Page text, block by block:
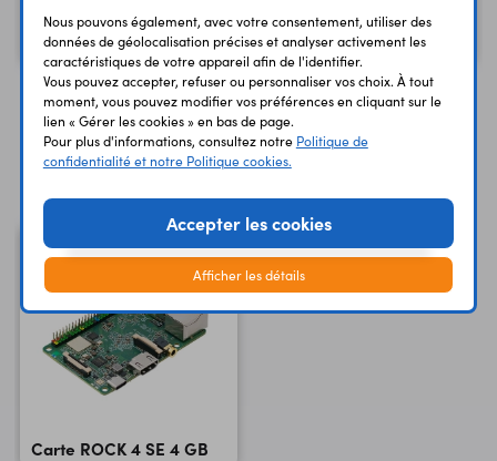
sélectionnable via inverseur) Audio: - Jack 3,5 mm stéréo +
micro - sortie audio analogique Sorties vidéo: - HDMI 2.0
- 4K à 60 IPS maxi - interface DSI Interfaces: SPI, I2C, série
Support pour cartes micro-SD Interface MIPI CSI 2 pour
caméra Module RTC (batterie externe non incluse)
Température de service: 0 à 50 ° Dimensions: 85 x 54 mm
24,90 €
20,75 € HT Code : 38227
44,90 €
37,42 € HT
Vous avez déja consulté
Carte ROCK 4 SE 4 GB
Nous pouvons également, avec votre consentement, utiliser des
données de géolocalisation précises et analyser activement les
caractéristiques de votre appareil afin de l'identifier.
Vous pouvez accepter, refuser ou personnaliser vos choix. À tout
moment, vous pouvez modifier vos préférences en cliquant sur le
lien « Gérer les cookies » en bas de page.
Pour plus d'informations, consultez notre Politique de
confidentialité et notre Politique cookies.
Accepter les cookies
Afficher les détails